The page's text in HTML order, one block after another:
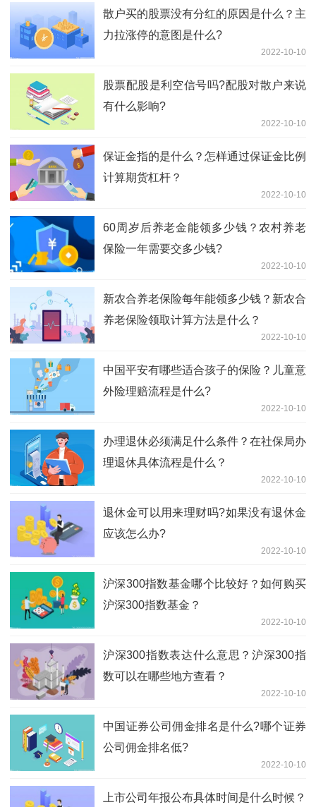
散户买的股票没有分红的原因是什么？主
力拉涨停的意图是什么?
2022-10-10
股票配股是利空信号吗?配股对散户来说
有什么影响?
2022-10-10
保证金指的是什么？怎样通过保证金比例
计算期货杠杆？
2022-10-10
60周岁后养老金能领多少钱？农村养老
保险一年需要交多少钱?
2022-10-10
新农合养老保险每年能领多少钱？新农合
养老保险领取计算方法是什么？
2022-10-10
中国平安有哪些适合孩子的保险？儿童意
外险理赔流程是什么?
2022-10-10
办理退休必须满足什么条件？在社保局办
理退休具体流程是什么？
2022-10-10
退休金可以用来理财吗?如果没有退休金
应该怎么办?
2022-10-10
沪深300指数基金哪个比较好？如何购买
沪深300指数基金？
2022-10-10
沪深300指数表达什么意思？沪深300指
数可以在哪些地方查看？
2022-10-10
中国证券公司佣金排名是什么?哪个证券
公司佣金排名低?
2022-10-10
上市公司年报公布具体时间是什么时候？